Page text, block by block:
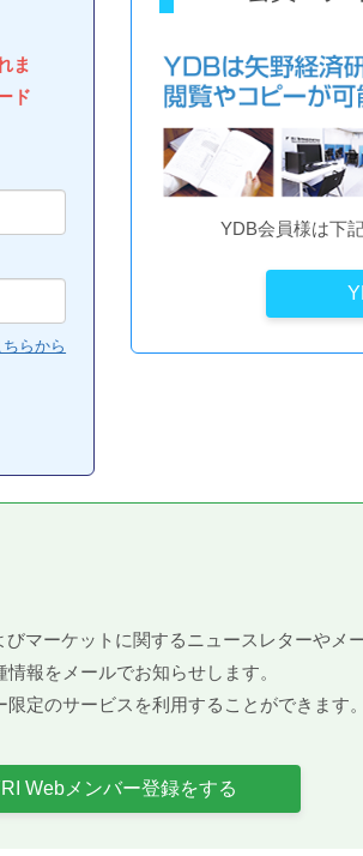
ま
ド
らから
YDB会員様は下
マーケットに関するニュースレターやメ
報をメールでお知らせします。
定のサービスを利用することができます
Webメンバー登録をする